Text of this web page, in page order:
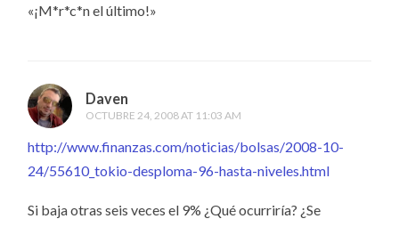
«¡M*r*c*n el último!»
Daven
OCTUBRE 24, 2008 AT 11:03 AM
http://www.finanzas.com/noticias/bolsas/2008-10-
24/55610_tokio-desploma-96-hasta-niveles.html
Si baja otras seis veces el 9% ¿Qué ocurriría? ¿Se